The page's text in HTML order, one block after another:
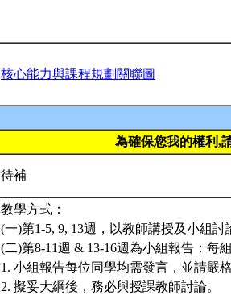
核心能力與課程規劃關聯圖
為確保您我的權利,
待補
教學方式：
(一)第1-5, 9, 13週，以教師講授及小組討
(二)第8-11週 & 13-16週為小組報告：每
1. 小組報告每位同學均需發言，並請嚴
2. 擬妥大綱後，務必與授課教師討論。